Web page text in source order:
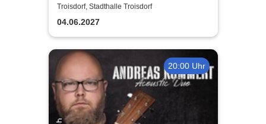
Geduldsproben
Troisdorf, Stadthalle Troisdorf
04.06.2027
20:00 Uhr